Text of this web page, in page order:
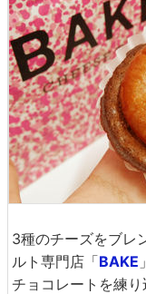
3種のチーズをブレ
ルト専門店「BAKE
チョコレートを練り